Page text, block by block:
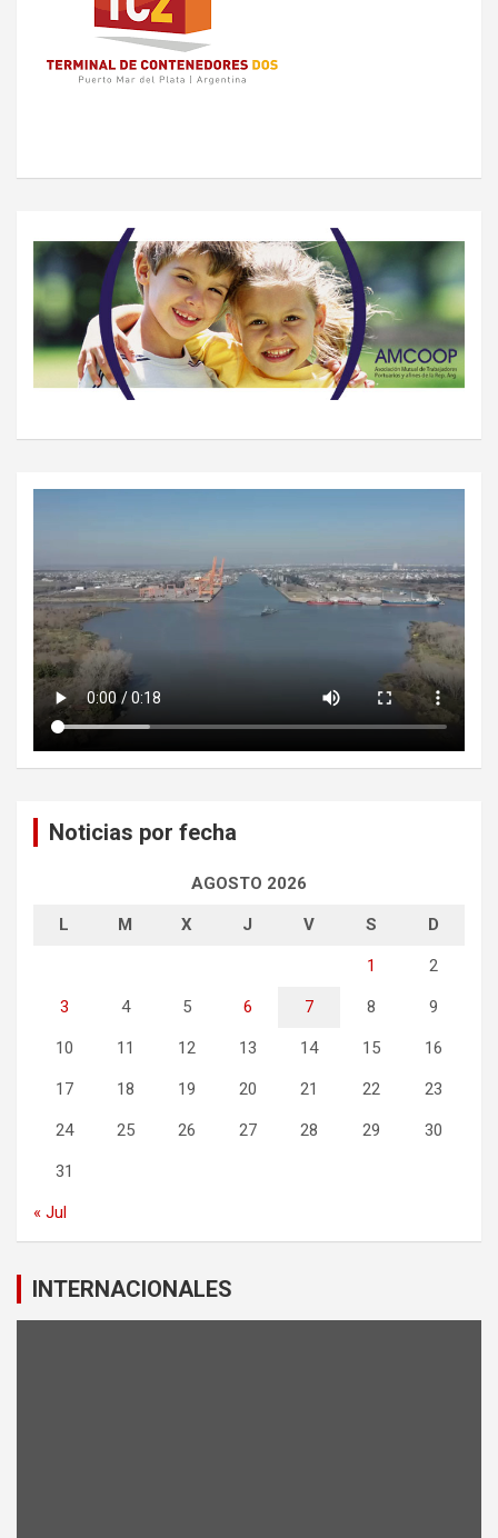
Noticias por fecha
AGOSTO 2026
L M X J V S D
1 2
3 4 5 6 7 8 9
10 11 12 13 14 15 16
17 18 19 20 21 22 23
24 25 26 27 28 29 30
31
« Jul
INTERNACIONALES